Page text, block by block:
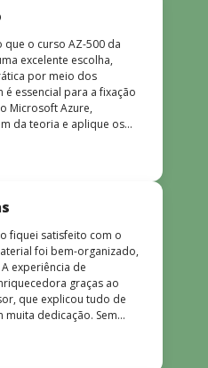
o curso AZ-500 da
excelente escolha,
por meio dos
essencial para a fixação
Microsoft Azure,
da teoria e aplique os
e simulados. Outro
do curso. O conteúdo é
muito avançada.”
fiquei satisfeito com o
foi bem-organizado,
experiência de
graças ao
que explicou tudo de
dedicação. Sem
aprendizado!”